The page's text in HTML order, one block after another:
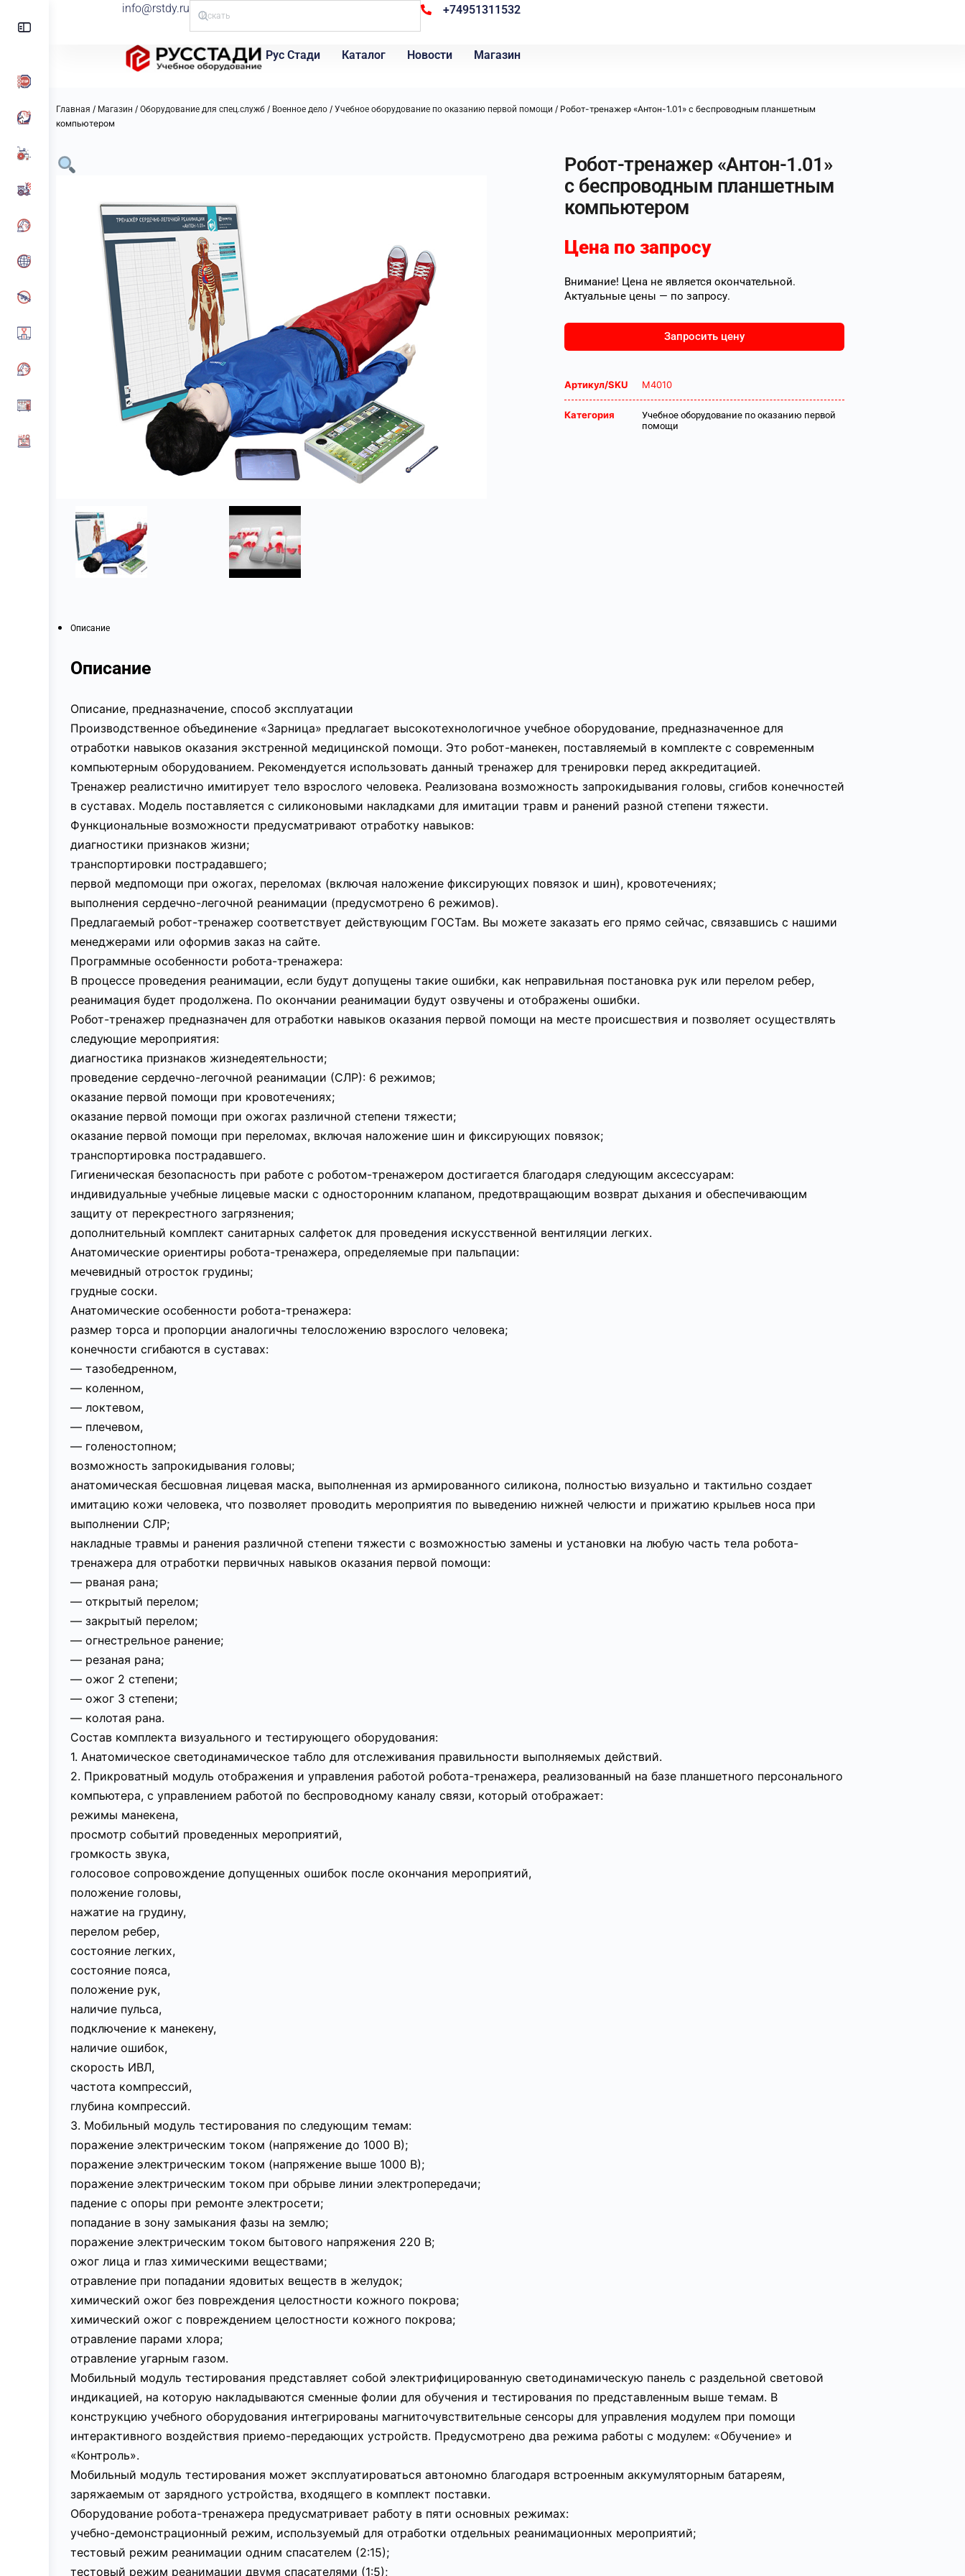
info@rstdy.ru +74951311532
Рус Стади Каталог Новости Магазин
Главная / Магазин / Оборудование для спец.служб / Военное дело / Учебное оборудование по оказанию первой помощи / Робот-тренажер «Антон-1.01» с беспроводным планшетным
компьютером
Робот-тренажер «Антон-1.01»
с беспроводным планшетным
компьютером
Цена по запросу
Внимание! Цена не является окончательной.
Актуальные цены — по запросу.
Запросить цену
Артикул/SKU М4010
Категория
Учебное оборудование по оказанию первой
помощи
Описание
Описание
Описание, предназначение, способ эксплуатации
Производственное объединение «Зарница» предлагает высокотехнологичное учебное оборудование, предназначенное для
отработки навыков оказания экстренной медицинской помощи. Это робот-манекен, поставляемый в комплекте с современным
компьютерным оборудованием. Рекомендуется использовать данный тренажер для тренировки перед аккредитацией.
Тренажер реалистично имитирует тело взрослого человека. Реализована возможность запрокидывания головы, сгибов конечностей
в суставах. Модель поставляется с силиконовыми накладками для имитации травм и ранений разной степени тяжести.
Функциональные возможности предусматривают отработку навыков:
диагностики признаков жизни;
транспортировки пострадавшего;
первой медпомощи при ожогах, переломах (включая наложение фиксирующих повязок и шин), кровотечениях;
выполнения сердечно-легочной реанимации (предусмотрено 6 режимов).
Предлагаемый робот-тренажер соответствует действующим ГОСТам. Вы можете заказать его прямо сейчас, связавшись с нашими
менеджерами или оформив заказ на сайте.
Программные особенности робота-тренажера:
В процессе проведения реанимации, если будут допущены такие ошибки, как неправильная постановка рук или перелом ребер,
реанимация будет продолжена. По окончании реанимации будут озвучены и отображены ошибки.
Робот-тренажер предназначен для отработки навыков оказания первой помощи на месте происшествия и позволяет осуществлять
следующие мероприятия:
диагностика признаков жизнедеятельности;
проведение сердечно-легочной реанимации (СЛР): 6 режимов;
оказание первой помощи при кровотечениях;
оказание первой помощи при ожогах различной степени тяжести;
оказание первой помощи при переломах, включая наложение шин и фиксирующих повязок;
транспортировка пострадавшего.
Гигиеническая безопасность при работе с роботом-тренажером достигается благодаря следующим аксессуарам:
индивидуальные учебные лицевые маски с односторонним клапаном, предотвращающим возврат дыхания и обеспечивающим
защиту от перекрестного загрязнения;
дополнительный комплект санитарных салфеток для проведения искусственной вентиляции легких.
Анатомические ориентиры робота-тренажера, определяемые при пальпации:
мечевидный отросток грудины;
грудные соски.
Анатомические особенности робота-тренажера:
размер торса и пропорции аналогичны телосложению взрослого человека;
конечности сгибаются в суставах:
— тазобедренном,
— коленном,
— локтевом,
— плечевом,
— голеностопном;
возможность запрокидывания головы;
анатомическая бесшовная лицевая маска, выполненная из армированного силикона, полностью визуально и тактильно создает
имитацию кожи человека, что позволяет проводить мероприятия по выведению нижней челюсти и прижатию крыльев носа при
выполнении СЛР;
накладные травмы и ранения различной степени тяжести с возможностью замены и установки на любую часть тела робота-
тренажера для отработки первичных навыков оказания первой помощи:
— рваная рана;
— открытый перелом;
— закрытый перелом;
— огнестрельное ранение;
— резаная рана;
— ожог 2 степени;
— ожог 3 степени;
— колотая рана.
Состав комплекта визуального и тестирующего оборудования:
1. Анатомическое светодинамическое табло для отслеживания правильности выполняемых действий.
2. Прикроватный модуль отображения и управления работой робота-тренажера, реализованный на базе планшетного персонального
компьютера, с управлением работой по беспроводному каналу связи, который отображает:
режимы манекена,
просмотр событий проведенных мероприятий,
громкость звука,
голосовое сопровождение допущенных ошибок после окончания мероприятий,
положение головы,
нажатие на грудину,
перелом ребер,
состояние легких,
состояние пояса,
положение рук,
наличие пульса,
подключение к манекену,
наличие ошибок,
скорость ИВЛ,
частота компрессий,
глубина компрессий.
3. Мобильный модуль тестирования по следующим темам:
поражение электрическим током (напряжение до 1000 В);
поражение электрическим током (напряжение выше 1000 В);
поражение электрическим током при обрыве линии электропередачи;
падение с опоры при ремонте электросети;
попадание в зону замыкания фазы на землю;
поражение электрическим током бытового напряжения 220 В;
ожог лица и глаз химическими веществами;
отравление при попадании ядовитых веществ в желудок;
химический ожог без повреждения целостности кожного покрова;
химический ожог с повреждением целостности кожного покрова;
отравление парами хлора;
отравление угарным газом.
Мобильный модуль тестирования представляет собой электрифицированную светодинамическую панель с раздельной световой
индикацией, на которую накладываются сменные фолии для обучения и тестирования по представленным выше темам. В
конструкцию учебного оборудования интегрированы магниточувствительные сенсоры для управления модулем при помощи
интерактивного воздействия приемо-передающих устройств. Предусмотрено два режима работы с модулем: «Обучение» и
«Контроль».
Мобильный модуль тестирования может эксплуатироваться автономно благодаря встроенным аккумуляторным батареям,
заряжаемым от зарядного устройства, входящего в комплект поставки.
Оборудование робота-тренажера предусматривает работу в пяти основных режимах:
учебно-демонстрационный режим, используемый для отработки отдельных реанимационных мероприятий;
тестовый режим реанимации одним спасателем (2:15);
тестовый режим реанимации двумя спасателями (1:5);